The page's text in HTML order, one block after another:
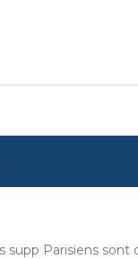
supp Parisiens sont